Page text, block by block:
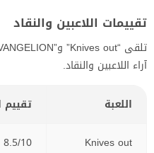
تقييمات اللاعبين والنقاد
آراء اللاعبين والنقاد.
اللعبة تقييم
Knives out
8.5/10